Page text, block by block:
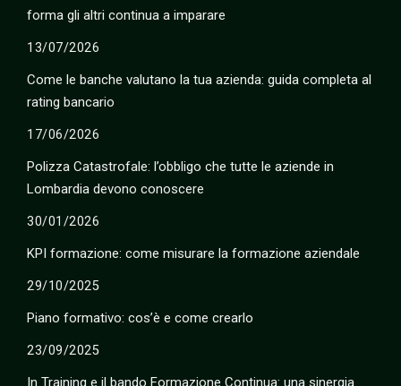
forma gli altri continua a imparare
13/07/2026
Come le banche valutano la tua azienda: guida completa al
rating bancario
17/06/2026
Polizza Catastrofale: l’obbligo che tutte le aziende in
Lombardia devono conoscere
30/01/2026
KPI formazione: come misurare la formazione aziendale
29/10/2025
Piano formativo: cos’è e come crearlo
23/09/2025